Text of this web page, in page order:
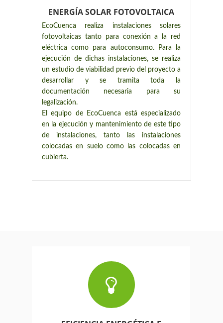
ENERGÍA SOLAR FOTOVOLTAICA
EcoCuenca realiza instalaciones solares
fotovoltaicas tanto para conexión a la red
eléctrica como para autoconsumo. Para la
ejecución de dichas instalaciones, se realiza
un estudio de viabilidad previo del proyecto a
desarrollar y se tramita toda la
documentación necesaria para su
legalización.
El equipo de EcoCuenca está especializado
en la ejecución y mantenimiento de este tipo
de instalaciones, tanto las instalaciones
colocadas en suelo como las colocadas en
cubierta.